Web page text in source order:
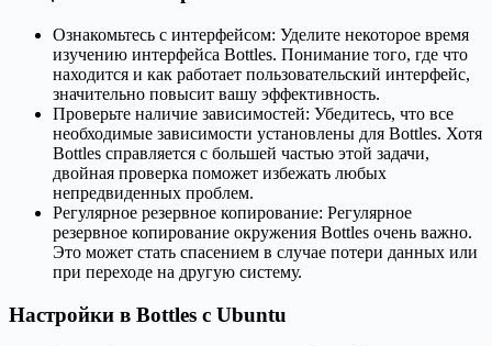
Ознакомьтесь с интерфейсом: Уделите некоторое время
изучению интерфейса Bottles. Понимание того, где что
находится и как работает пользовательский интерфейс,
значительно повысит вашу эффективность.
Проверьте наличие зависимостей: Убедитесь, что все
необходимые зависимости установлены для Bottles. Хотя
Bottles справляется с большей частью этой задачи,
двойная проверка поможет избежать любых
непредвиденных проблем.
Регулярное резервное копирование: Регулярное
резервное копирование окружения Bottles очень важно.
Это может стать спасением в случае потери данных или
при переходе на другую систему.
Настройки в Bottles с Ubuntu